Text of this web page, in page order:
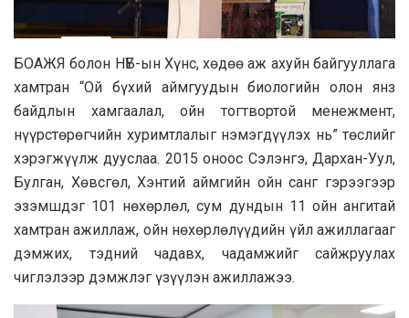
БОАЖЯ болон НҮБ-ын Хүнс, хөдөө аж ахуйн байгууллага
хамтран “Ой бүхий аймгуудын биологийн олон янз
байдлын хамгаалал, ойн тогтвортой менежмент,
нүүрстөрөгчийн хуримтлалыг нэмэгдүүлэх нь” төслийг
хэрэгжүүлж дууслаа. 2015 оноос Сэлэнгэ, Дархан-Уул,
Булган, Хөвсгөл, Хэнтий аймгийн ойн санг гэрээгээр
эзэмшдэг 101 нөхөрлөл, сум дундын 11 ойн ангитай
хамтран ажиллаж, ойн нөхөрлөлүүдийн үйл ажиллагааг
дэмжих, тэдний чадавх, чадамжийг сайжруулах
чиглэлээр дэмжлэг үзүүлэн ажиллажээ.